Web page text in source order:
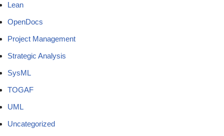
Lean
OpenDocs
Project Management
Strategic Analysis
SysML
TOGAF
UML
Uncategorized